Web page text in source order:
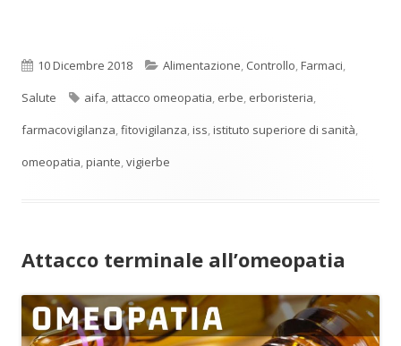
Pubblicato
10 Dicembre 2018 Categorie
Alimentazione, Controllo,Farmaci,
Salute
Tag
aifa, attacco omeopatia, erbe, erboristeria,
farmacovigilanza,fitovigilanza,iss,istituto superiore di sanità,
omeopatia,piante,vigierbe
Attacco terminale all’omeopatia